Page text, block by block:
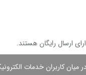
میان كاربران خدمات